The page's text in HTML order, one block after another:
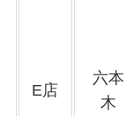
E店
六本
木